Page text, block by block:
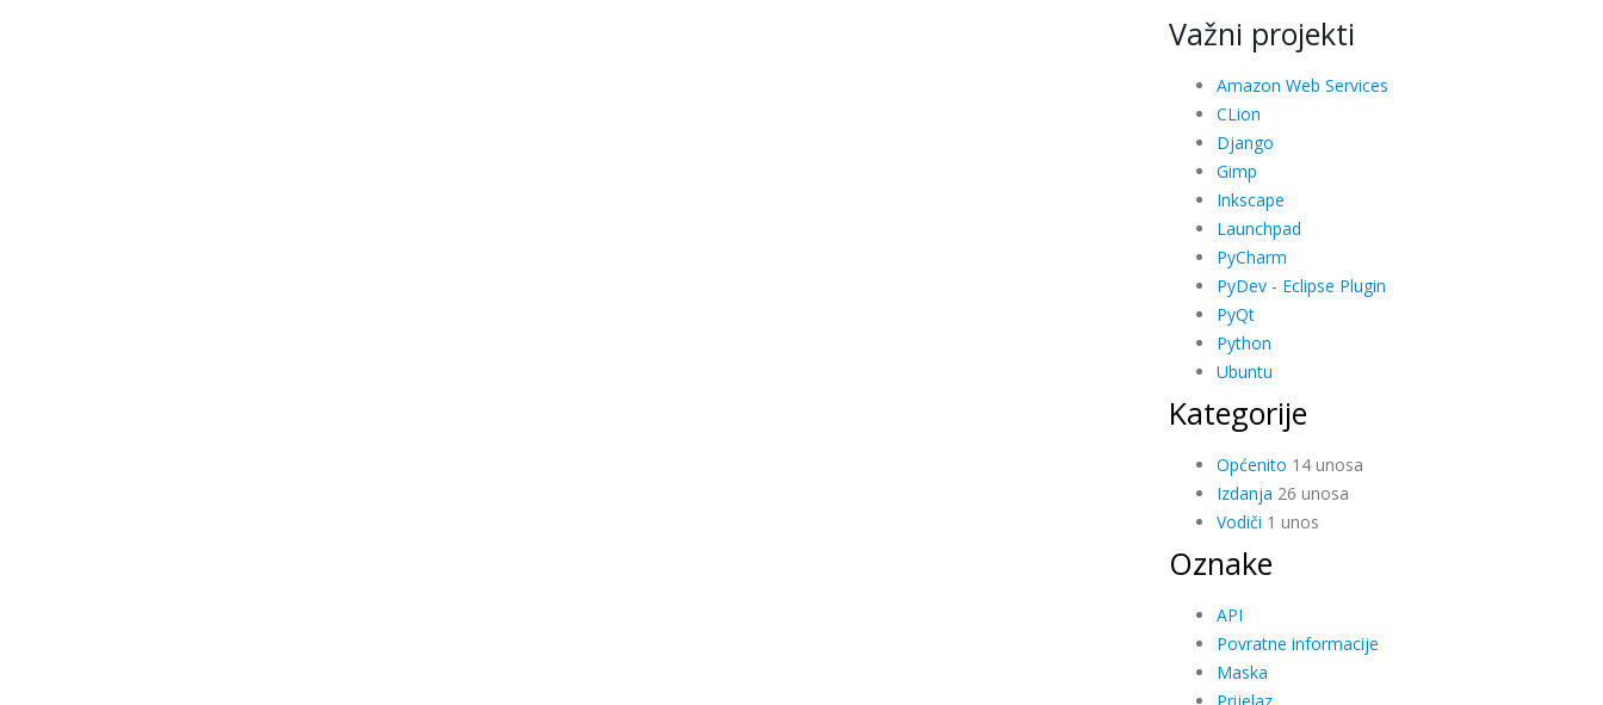
Važni projekti
Amazon Web Services
CLion
Django
Gimp
Inkscape
Launchpad
PyCharm
PyDev - Eclipse Plugin
PyQt
Python
Ubuntu
Kategorije
Općenito 14 unosa
Izdanja 26 unosa
Vodiči 1 unos
Oznake
API
Povratne informacije
Maska
Prijelaz